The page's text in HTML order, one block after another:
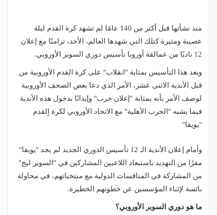
منذ نشأتها قبل أكثر من 140 عامًا لم تشهد كرة القدم ليلة
عصيبة ومثيرة كتلك التي شهدها العالم، الأحد، تزامنًا مع إعلان
12 ناديًا من عمالقة أوروبا تأسيس دوري السوبر الأوروبي.
ويعد هذا التأسيس بمثابة "انقلاب" على كرة القدم الأوروبية من
قبل الأندية الاثنى عشر، الأمر الذي دعا بعض الصحف الأوروبية
لوصف الأمر بأنه بمثابة "إعلان حرب" وإيذانًا بدخول هذه الأندية
فيما يشبه "الحرب الأهلية" مع الاتحاد الأوروبي لكرة اٍلقدم
"يويفا"
وأمام إعلان الأندية الـ 12 تأسيس الدوري الجديد لم يجد "يويفا"
مفرًا من التهديد باستبعاد اللاعبين المشاركين في "السوبر ليج"
من المشاركة في المنافسات الدولية مع منتخباتهم، في محاولة
بائسة لإثناء المؤسسين عن خطوتهم الخطيرة.
ما هو دوري السوبر الأوروبي؟